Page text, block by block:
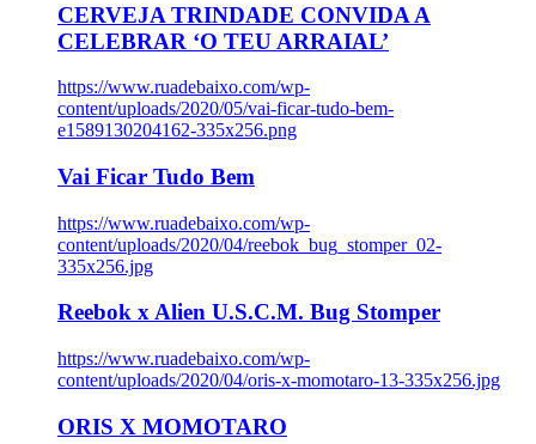
CERVEJA TRINDADE CONVIDA A
CELEBRAR ‘O TEU ARRAIAL’
https://www.ruadebaixo.com/wp-
content/uploads/2020/05/vai-ficar-tudo-bem-
e1589130204162-335x256.png
Vai Ficar Tudo Bem
https://www.ruadebaixo.com/wp-
content/uploads/2020/04/reebok_bug_stomper_02-
335x256.jpg
Reebok x Alien U.S.C.M. Bug Stomper
https://www.ruadebaixo.com/wp-
content/uploads/2020/04/oris-x-momotaro-13-335x256.jpg
ORIS X MOMOTARO